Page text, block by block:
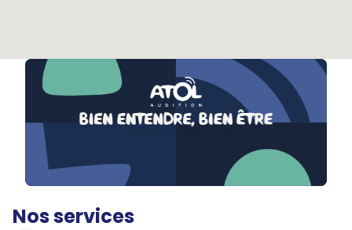
Nos services